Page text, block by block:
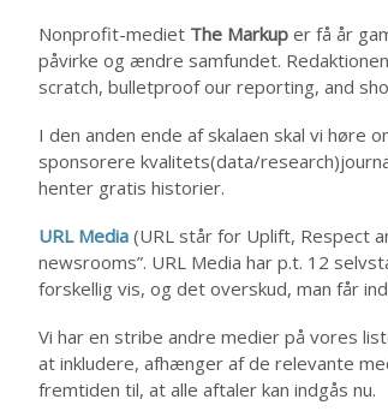
Nonprofit-mediet The Markup er få år
påvirke og ændre samfundet.
scratch, bulletproof our reporting, and
I den anden ende af skalaen skal vi høre
sponsorere kvalitets(data/
henter gratis historier.
URL Media (URL står for Uplift, Respect
newsrooms”. URL Media har p.t. 12
forskellig vis, og det overskud, man får
Vi har en stribe andre medier på vores
at inkludere, afhænger af de relevante
fremtiden til, at alle aftaler kan indgås nu.